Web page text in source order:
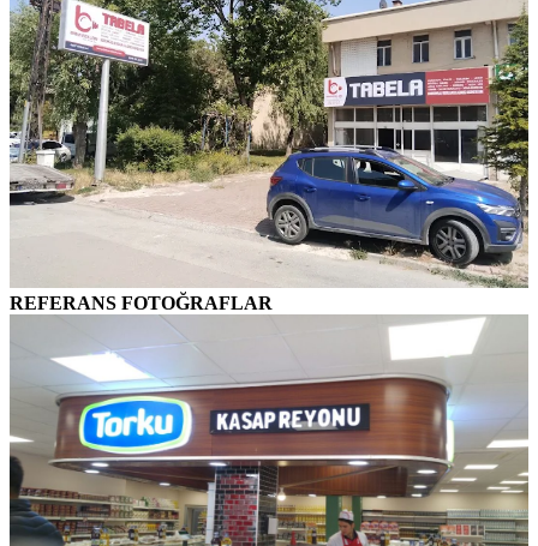
REFERANS FOTOĞRAFLAR